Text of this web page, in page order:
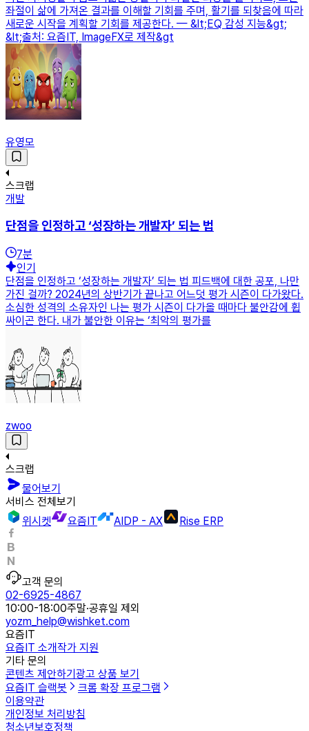
좌절이 삶에 가져온 결과를 이해할 기회를 주며, 활기를 되찾음에 따라
새로운 시작을 계획할 기회를 제공한다. — &lt;EQ 감성 지능&gt;
&lt;출처: 요즘IT, ImageFX로 제작&gt
유영모
스크랩
개발
단점을 인정하고 ‘성장하는 개발자’ 되는 법
7분
인기
단점을 인정하고 ‘성장하는 개발자’ 되는 법 피드백에 대한 공포, 나만
가진 걸까? 2024년의 상반기가 끝나고 어느덧 평가 시즌이 다가왔다.
소심한 성격의 소유자인 나는 평가 시즌이 다가올 때마다 불안감에 휩
싸이곤 한다. 내가 불안한 이유는 ‘최악의 평가를
zwoo
스크랩
물어보기
서비스 전체보기
위시켓
요즘IT AIDP - AX Rise ERP
고객 문의
02-6925-4867
10:00-18:00주말·공휴일 제외
yozm_help@wishket.com
요즘IT
요즘IT 소개작가 지원
기타 문의
콘텐츠 제안하기 광고 상품 보기
요즘IT 슬랙봇
크롬 확장 프로그램
이용약관
개인정보 처리방침
청소년보호정책